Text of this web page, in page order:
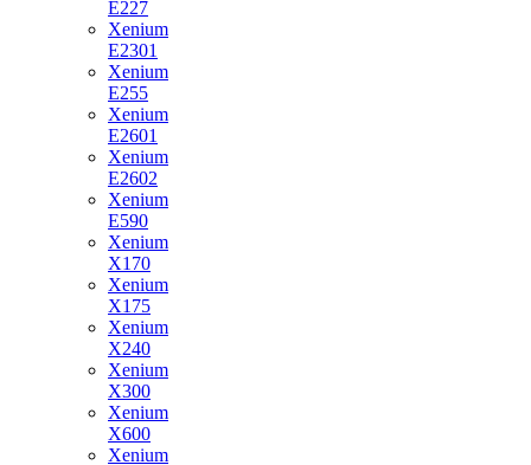
E227
Xenium
E2301
Xenium
E255
Xenium
E2601
Xenium
E2602
Xenium
E590
Xenium
X170
Xenium
X175
Xenium
X240
Xenium
X300
Xenium
X600
Xenium